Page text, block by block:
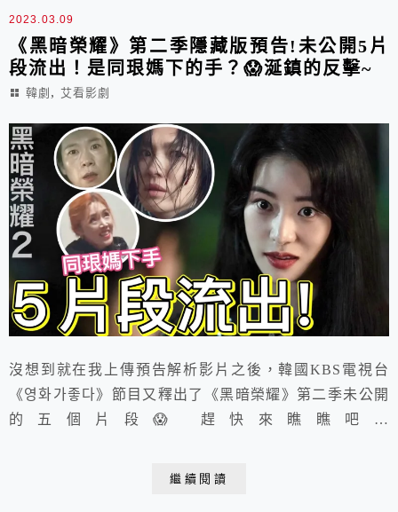
2023.03.09
《黑暗榮耀》第二季隱藏版預告!未公開5片
段流出！是同珢媽下的手？😱涎鎮的反擊~
韓劇 , 艾看影劇
沒想到就在我上傳預告解析影片之後，韓國KBS電視台
《영화가좋다》節目又釋出了《黑暗榮耀》第二季未公開
的五個片段😱 趕快來瞧瞧吧！
繼續閱讀